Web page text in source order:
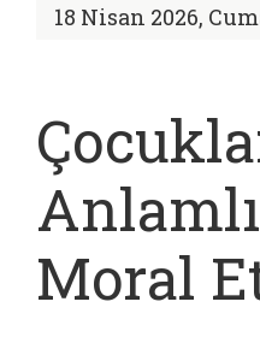
18 Nisan 2026,
Moral